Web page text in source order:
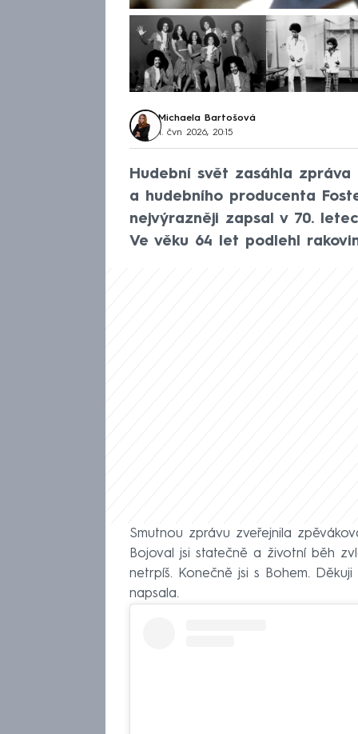
Michaela Bartošová
1. čvn 2026, 20:15
Hudební svět zasáhla
a hudebního producenta
nejvýrazněji zapsal v 70.
Ve věku 64 let podlehl
Smutnou zprávu zveřejnila
Bojoval jsi statečně a životní běh
netrpíš. Konečně jsi s Bohem.
napsala.